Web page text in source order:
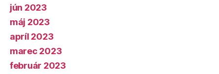
jún 2023
máj 2023
apríl 2023
marec 2023
február 2023